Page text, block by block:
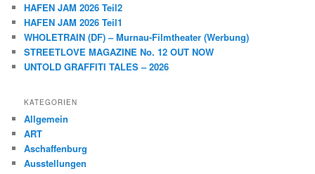
HAFEN JAM 2026 Teil2
HAFEN JAM 2026 Teil1
WHOLETRAIN (DF) – Murnau-Filmtheater (Werbung)
STREETLOVE MAGAZINE No. 12 OUT NOW
UNTOLD GRAFFITI TALES – 2026
KATEGORIEN
Allgemein
ART
Aschaffenburg
Ausstellungen